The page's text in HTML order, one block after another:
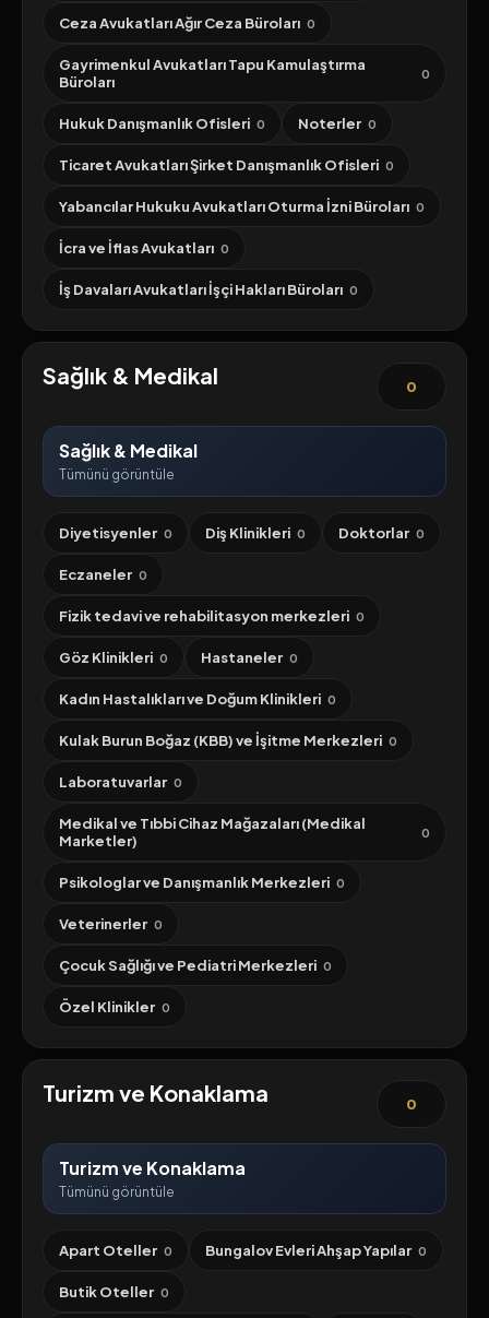
Ceza Avukatları Ağır Ceza Büroları 0
Gayrimenkul Avukatları Tapu Kamulaştırma
Büroları
0
Hukuk Danışmanlık Ofisleri 0 Noterler 0
Ticaret Avukatları Şirket Danışmanlık Ofisleri 0
Yabancılar Hukuku Avukatları Oturma İzni Büroları 0
İcra ve İflas Avukatları 0
İş Davaları Avukatları İşçi Hakları Büroları 0
Sağlık & Medikal 0
Sağlık & Medikal
Tümünü görüntüle
Diyetisyenler 0 Diş Klinikleri 0 Doktorlar 0
Eczaneler 0
Fizik tedavi ve rehabilitasyon merkezleri 0
Göz Klinikleri 0 Hastaneler 0
Kadın Hastalıkları ve Doğum Klinikleri 0
Kulak Burun Boğaz (KBB) ve İşitme Merkezleri 0
Laboratuvarlar 0
Medikal ve Tıbbi Cihaz Mağazaları (Medikal
Marketler)
0
Psikologlar ve Danışmanlık Merkezleri 0
Veterinerler 0
Çocuk Sağlığı ve Pediatri Merkezleri 0
Özel Klinikler 0
Turizm ve Konaklama 0
Turizm ve Konaklama
Tümünü görüntüle
Apart Oteller 0 Bungalov Evleri Ahşap Yapılar 0
Butik Oteller 0